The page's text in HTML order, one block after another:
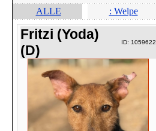
ALLE : Welpe
Fritzi (Yoda)
(D)
ID: 1059622